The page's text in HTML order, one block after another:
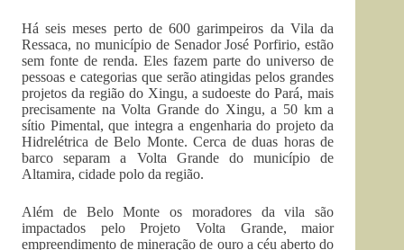
Há seis meses perto de 600 garimpeiros da Vila da
Ressaca, no município de Senador José Porfirio, estão
sem fonte de renda. Eles fazem parte do universo de
pessoas e categorias que serão atingidas pelos grandes
projetos da região do Xingu, a sudoeste do Pará, mais
precisamente na Volta Grande do Xingu, a 50 km a
sítio Pimental, que integra a engenharia do projeto da
Hidrelétrica de Belo Monte. Cerca de duas horas de
barco separam a Volta Grande do município de
Altamira, cidade polo da região.
Além de Belo Monte os moradores da vila são
impactados pelo Projeto Volta Grande, maior
empreendimento de mineração de ouro a céu aberto do